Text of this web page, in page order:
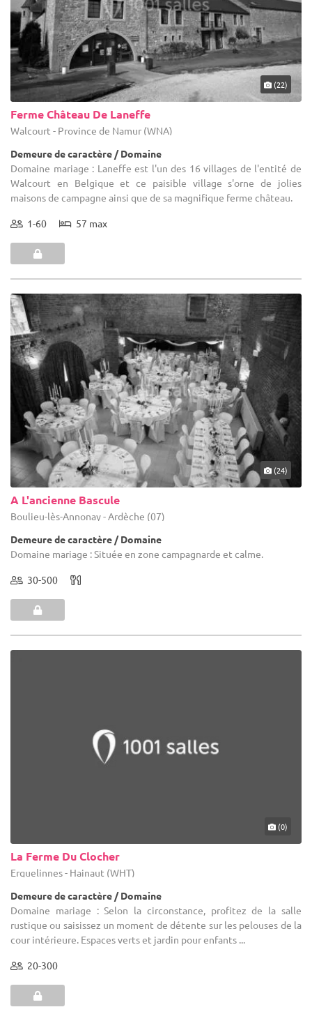
(22)
Ferme Château De Laneffe
Walcourt - Province de Namur (WNA)
Demeure de caractère / Domaine
Domaine mariage : Laneffe est l'un des 16 villages de l'entité de
Walcourt en Belgique et ce paisible village s'orne de jolies
maisons de campagne ainsi que de sa magnifique ferme château.
1-60 57 max
(24)
A L'ancienne Bascule
Boulieu-lès-Annonay - Ardèche (07)
Demeure de caractère / Domaine
Domaine mariage : Située en zone campagnarde et calme.
30-500
(0)
La Ferme Du Clocher
Erquelinnes - Hainaut (WHT)
Demeure de caractère / Domaine
Domaine mariage : Selon la circonstance, profitez de la salle
rustique ou saisissez un moment de détente sur les pelouses de la
cour intérieure. Espaces verts et jardin pour enfants ...
20-300